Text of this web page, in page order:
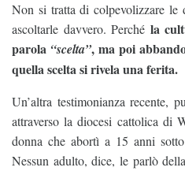
Non si tratta di colpevolizzare
ascoltarle davvero. Perché la
parola “scelta”, ma poi
quella scelta si rivela una ferita.
Un’altra testimonianza recente,
attraverso la diocesi cattolica di
donna che abortì a 15 anni
Nessun adulto, dice, le parlò